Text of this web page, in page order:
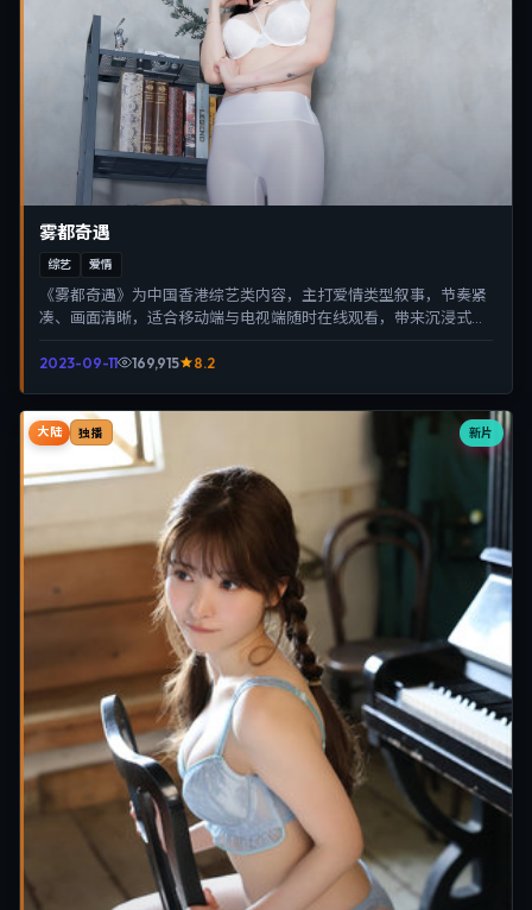
雾都奇遇
综艺 爱情
《雾都奇遇》为中国香港综艺类内容，主打爱情类型叙事，节奏紧
凑、画面清晰，适合移动端与电视端随时在线观看，带来沉浸式视
2023-09-11 169,915 8.2
新片
大陆 独播